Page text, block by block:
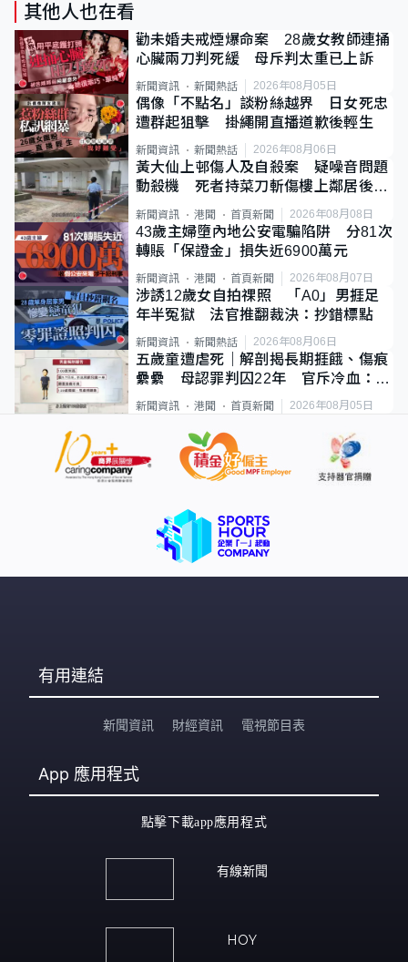
其他人也在看
勸未婚夫戒煙爆命案 28歲女教師連捅
心臟兩刀判死緩 母斥判太重已上訴
新聞資訊 新聞熱話 2026年08月05日
偶像「不點名」談粉絲越界 日女死忠
遭群起狙擊 掛繩開直播道歉後輕生
新聞資訊 新聞熱話 2026年08月06日
黃大仙上邨傷人及自殺案 疑噪音問題
動殺機 死者持菜刀斬傷樓上鄰居後墮
新聞資訊 港聞 首頁新聞 2026年08月08日
43歲主婦墮內地公安電騙陷阱 分81次
轉賬「保證金」損失近6900萬元
新聞資訊 港聞 首頁新聞 2026年08月07日
涉誘12歲女自拍祼照 「A0」男捱足
年半冤獄 法官推翻裁決：抄錯標點
新聞資訊 新聞熱話 2026年08月06日
五歲童遭虐死｜解剖揭長期捱餓、傷痕
纍纍 母認罪判囚22年 官斥冷血：同
類案最惡劣
新聞資訊 港聞 首頁新聞 2026年08月05日
有用連結
新聞資訊 財經資訊 電視節目表
App 應用程式
點擊下載app應用程式
有線新聞
HOY